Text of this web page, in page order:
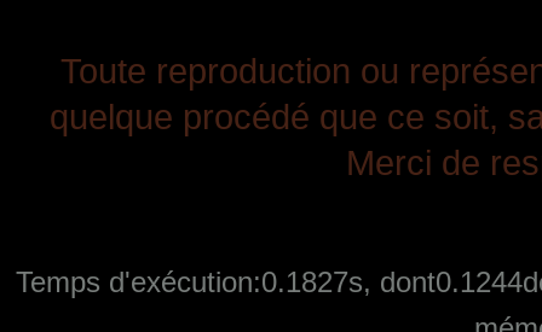
Toute reproduction ou
quelque procédé que ce soit,
Merci de
Temps d'exécution:0.1827s,